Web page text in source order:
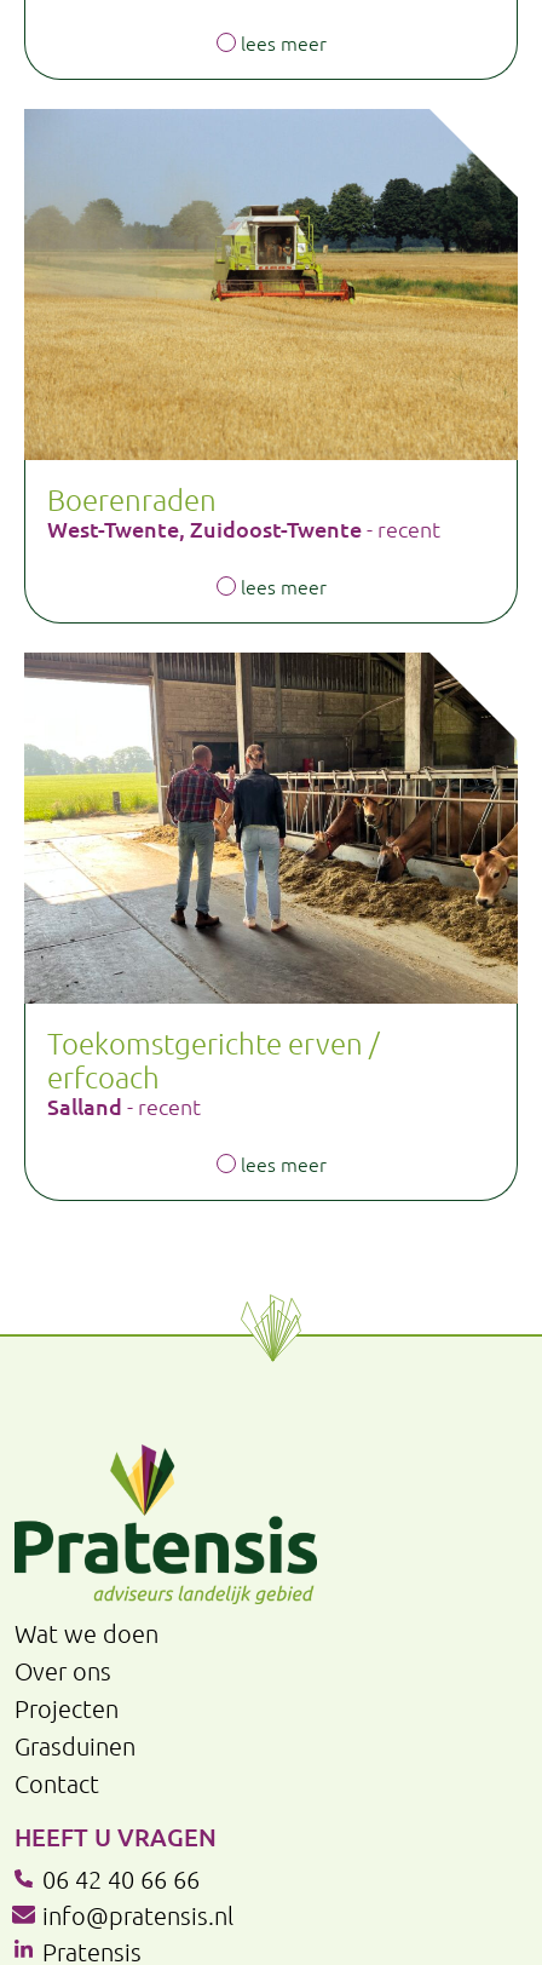
lees meer
Boerenraden
West-Twente, Zuidoost-Twente- recent
lees meer
Toekomstgerichte erven /
erfcoach
Salland - recent
lees meer
Wat we doen
Over ons
Projecten
Grasduinen
Contact
HEEFT U VRAGEN
06 42 40 66 66
info@pratensis.nl
Pratensis